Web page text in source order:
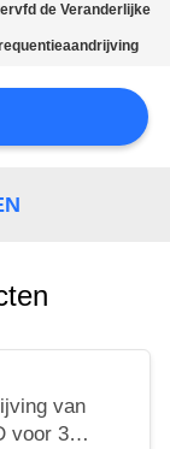
de Veranderlijke
van
voor 3